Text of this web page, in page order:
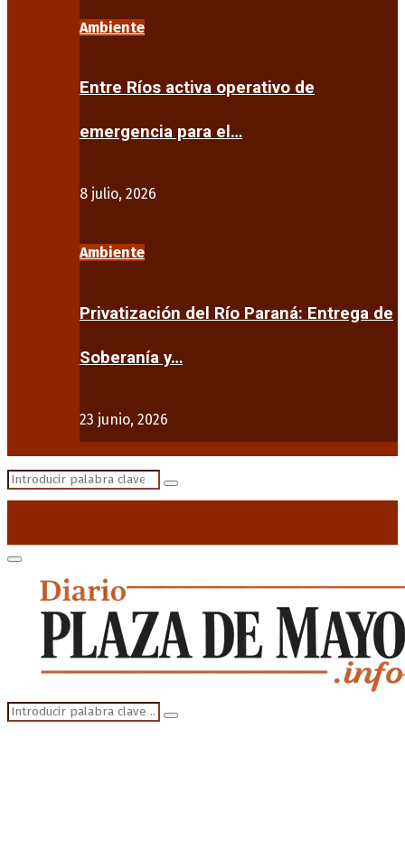
Ambiente
Entre Ríos activa operativo de
emergencia para el…
8 julio, 2026
Ambiente
Privatización del Río Paraná: Entrega de
Soberanía y…
23 junio, 2026
Search
Search
Primary
Menu
Search
for:
Search